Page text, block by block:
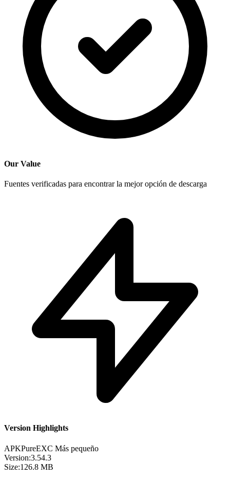
Our Value
Fuentes verificadas para encontrar la mejor opción de descarga
Version Highlights
APKPureEXC Más pequeño
Version:3.54.3
Size:126.8 MB